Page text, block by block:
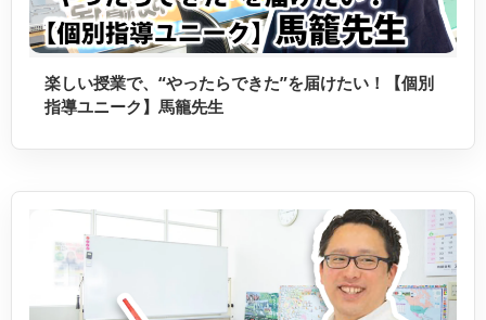
楽しい授業で、“やったらできた”を届けたい！【個別
指導ユニーク】馬籠先生